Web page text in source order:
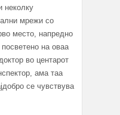
неколку
мрежи со
место, напредно
на оваа
во центарот
ама таа
се чувствува